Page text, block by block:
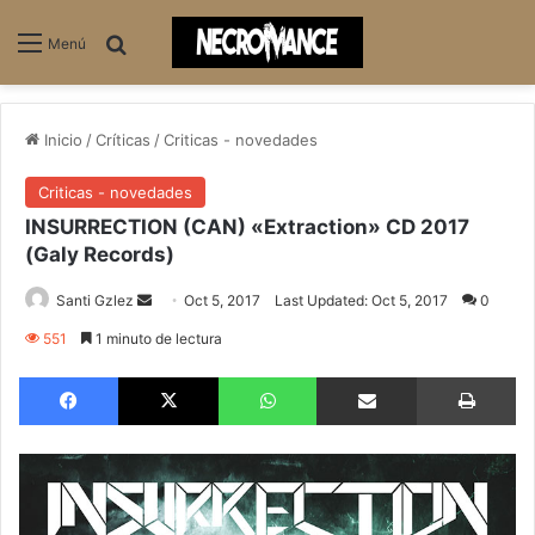
Menú
Inicio /Críticas /Criticas - novedades
Criticas - novedades
INSURRECTION (CAN) «Extraction» CD 2017
(Galy Records)
Santi Gzlez
e
m
a
Oct 5, 2017 Last Updated: Oct 5, 2017 0
551 1 minuto de lectura
Facebook X WhatsApp Compartir via email